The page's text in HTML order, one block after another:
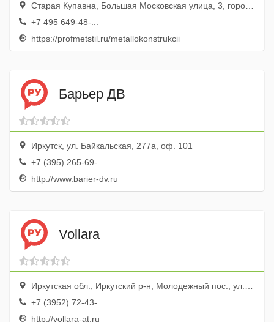
Старая Купавна, Большая Московская улица, 3, город Старая Купавна, Московская область, Россия
+7 495 649-48-...
https://profmetstil.ru/metallokonstrukcii
Барьер ДВ
Иркутск, ул. Байкальская, 277а, оф. 101
+7 (395) 265-69-...
http://www.barier-dv.ru
Vollara
Иркутская обл., Иркутский р-н, Молодежный пос., ул. Ангарская, 62
+7 (3952) 72-43-...
http://vollara-at.ru